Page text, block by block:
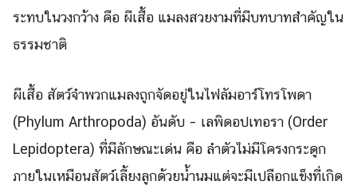
ระทบในวงกว้าง คือ ผีเสื้อ แมลงสวยงามที่มีบทบาทสำคัญใน
ธรรมชาติ
ผีเสื้อ สัตว์จำพวกแมลงถูกจัดอยู่ในไฟลัมอาร์โทรโพดา
(Phylum Arthropoda) อันดับ – เลพิดอปเทอรา (Order
Lepidoptera) ที่มีลักษณะเด่น คือ ลำตัวไม่มีโครงกระดูก
ภายในเหมือนสัตว์เลี้ยงลูกด้วยน้ำนมแต่จะมีเปลือกแข็งที่เกิด